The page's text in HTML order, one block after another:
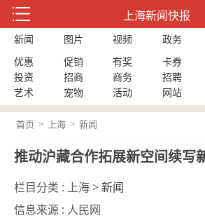
上海新闻快报
新闻 图片 视频 政务
优惠
促销 有奖 卡券
投资
招商 商务 招聘
艺术
宠物 活动 网站
首页 > 上海 > 新闻
推动沪藏合作拓展新空间续写
栏目分类 : 上海 >新闻
信息来源 : 人民网